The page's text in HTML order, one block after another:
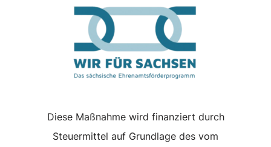
Diese Maßnahme wird finanziert durch
Steuermittel auf Grundlage des vom